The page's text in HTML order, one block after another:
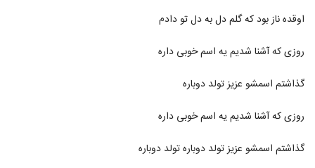
آهنگ عشق منی از محمد شیبانی(پاپ)
۴۹۵ بازدید
1029
۳۷۷ بازدید
آهنگ مثل بارونی از محمد طاهری(پاپ)
اوقده ناز بود که گلم دل به دل تو دادم
روزی که آشنا شدیم یه اسم خوبی داره
گذاشتم اسمشو عزیز تولد دوباره
روزی که آشنا شدیم یه اسم خوبی داره
گذاشتم اسمشو عزیز تولد دوباره تولد دوباره